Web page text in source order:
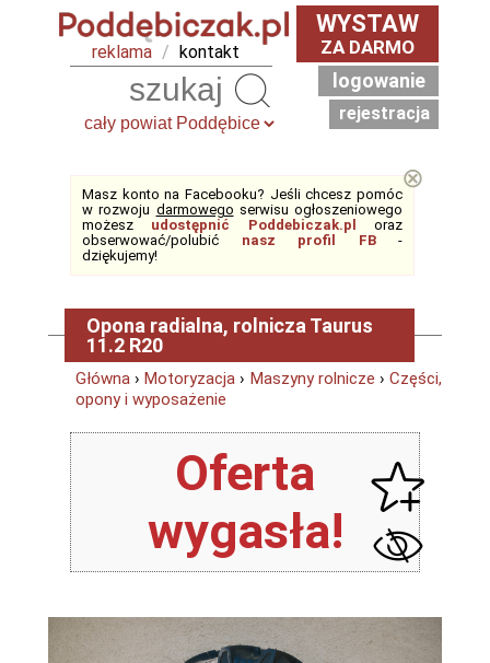
reklama / kontakt
WYSTAW
ZA DARMO
logowanie
rejestracja
Masz konto na Facebooku? Jeśli chcesz pomóc
w rozwoju darmowego serwisu ogłoszeniowego
możesz udostępnić Poddebiczak.pl
oraz
obserwować/polubić nasz profil FB-
dziękujemy!
⊗
Opona radialna, rolnicza Taurus
11.2 R20
Główna ›Motoryzacja › Maszyny rolnicze ›Części,
opony i wyposażenie
Oferta
wygasła!